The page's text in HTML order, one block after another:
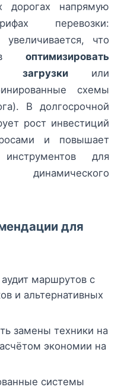
дорогах напрямую
перевозки:
что
оптимизировать
загрузки или
схемы
В долгосрочной
рост инвестиций
и повышает
для
для
маршрутов с
и альтернативных
замены техники на
экономии на
системы